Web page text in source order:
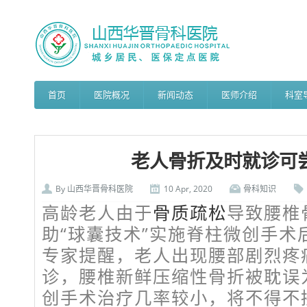
首页 医院概况 新闻动态 医师介绍 科室
老人骨折及时就诊可
By 山西华晋骨科医院 10 Apr, 2020 骨科知识
高龄老人由于骨质疏松导致腰
助“球囊技术”实施脊柱微创手
专家提醒，老人出现腰部剧烈
诊，腰椎新鲜压缩性骨折被耽
创手术治疗几率较小，将不得